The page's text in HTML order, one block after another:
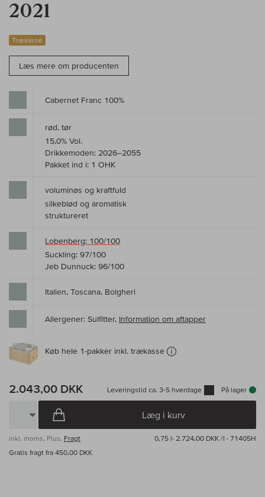
2021
Trækasse
Læs mere om producenten
Cabernet Franc 100%
rød, tør
15,0% Vol.
Drikkemoden: 2026–2055
Pakket ind i: 1 OHK
voluminøs og kraftfuld
silkeblød og aromatisk
struktureret
Lobenberg: 100/100
Suckling: 97/100
Jeb Dunnuck: 96/100
Italien, Toscana, Bolgheri
Allergener: Sulfitter, Information om aftapper
Køb hele 1-pakker inkl. trækasse
2.043,00 DKK Leveringstid ca. 3-5 hverdage På lager
Læg i kurv
inkl. moms, Plus. Fragt 0,75 l· 2.724,00 DKK /l · 71405H
Gratis fragt fra 450,00 DKK